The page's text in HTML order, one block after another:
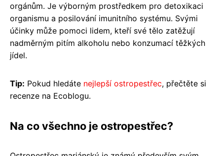
orgánům. Je výborným prostředkem pro detoxikaci
organismu a posilování imunitního systému. Svými
účinky může pomoci lidem, kteří své tělo zatěžují
nadměrným pitím alkoholu nebo konzumací těžkých
jídel.
Tip: Pokud hledáte nejlepší ostropestřec, přečtěte si
recenze na Ecoblogu.
Na co všechno je ostropestřec?